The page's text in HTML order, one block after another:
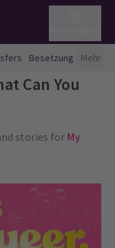
Besetzung Mehr
Can You
stories for My